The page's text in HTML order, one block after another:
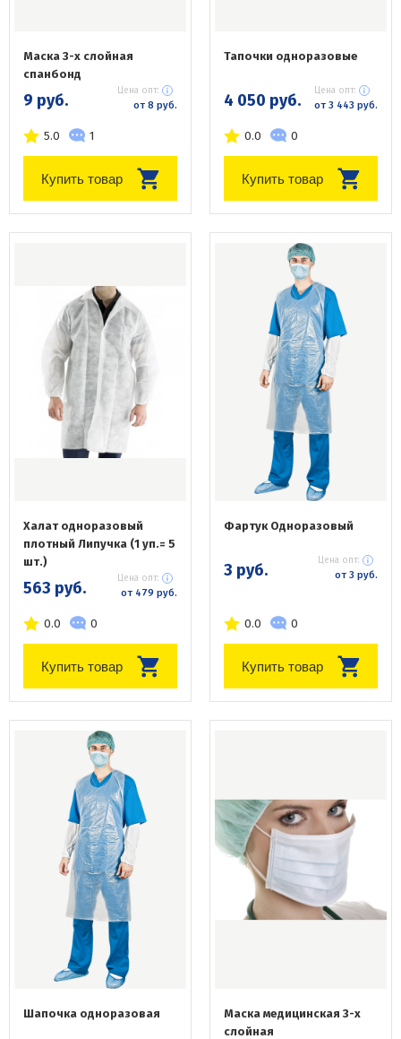
Маска 3-х слойная
спанбонд
9 руб. Цена опт:
от 8 руб.
5.0 1
Купить товар
Тапочки одноразовые
4 050 руб. Цена опт:
от 3 443 руб.
0.0 0
Купить товар
Халат одноразовый
плотный Липучка (1 уп.= 5
шт.)
563 руб. Цена опт:
от 479 руб.
0.0 0
Купить товар
Фартук Одноразовый
3 руб. Цена опт:
от 3 руб.
0.0 0
Купить товар
Шапочка одноразовая
Маска медицинская 3-х
слойная